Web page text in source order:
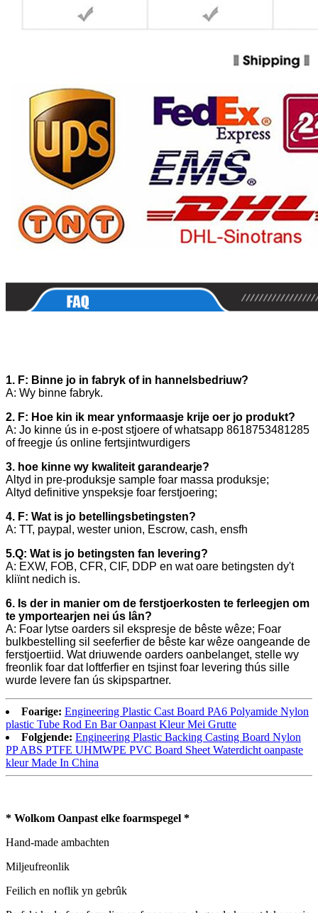
1. F: Binne jo in fabryk of in hannelsbedriuw?
A: Wy binne fabryk.
2. F: Hoe kin ik mear ynformaasje krije oer jo produkt?
A: Jo kinne ús in e-post stjoere of whatsapp 8618753481285
of freegje ús online fertsjintwurdigers
3. hoe kinne wy ​​kwaliteit garandearje?
Altyd in pre-produksje sample foar massa produksje;
Altyd definitive ynspeksje foar ferstjoering;
4. F: Wat is jo betellingsbetingsten?
A: TT, paypal, wester union, Escrow, cash, ensfh
5.Q: Wat is jo betingsten fan levering?
A: EXW, FOB, CFR, CIF, DDP en wat oare betingsten dy't
kliïnt nedich is.
6. Is der in manier om de ferstjoerkosten te ferleegjen om
te ymportearjen nei ús lân?
A: Foar lytse oarders sil ekspresje de bêste wêze; Foar
bulkbestelling sil seeferfier de bêste kar wêze oangeande de
ferstjoertiid. Wat driuwende oarders oanbelanget, stelle wy
freonlik foar dat loftferfier en tsjinst foar levering thús sille
wurde levere fan ús skipspartner.
Foarige: Engineering Plastic Cast Board PA6 Polyamide Nylon
plastic Tube Rod En Bar Oanpast Kleur Mei Grutte
Folgjende: Engineering Plastic Backing Casting Board Nylon
PP ABS PTFE UHMWPE PVC Board Sheet Waterdicht oanpaste
kleur Made In China
* Wolkom Oanpast elke foarmspegel *
Hand-made ambachten
Miljeufreonlik
Feilich en noflik yn gebrûk